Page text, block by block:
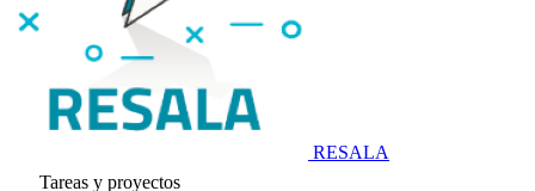
RESALA
Tareas y proyectos